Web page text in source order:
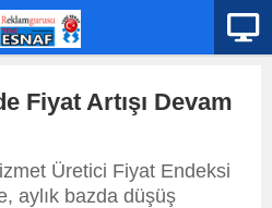
Fiyat Artışı Devam
Üretici Fiyat Endeksi
aylık bazda düşüş